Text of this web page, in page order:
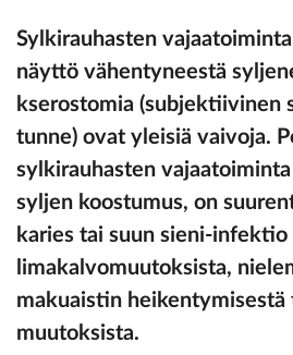
Sylkirauhasten
näyttö vähentyneestä
kserostomia (subjektiivinen
tunne) ovat yleisiä vaivoja.
sylkirauhasten
syljen koostumus, on
karies tai suun sieni-infektio
limakalvomuutoksista,
makuaistin heikentymisestä
muutoksista.